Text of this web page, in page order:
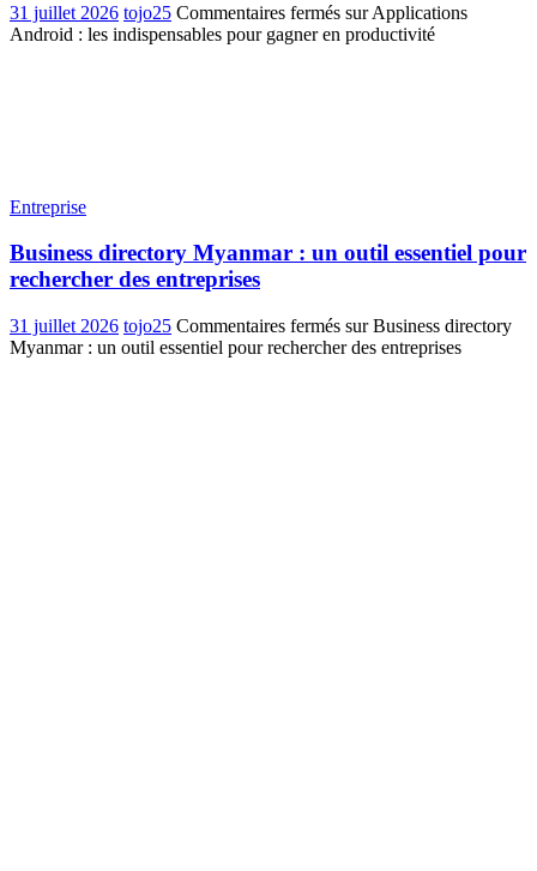
31 juillet 2026 tojo25 Commentaires fermés sur Applications
Android : les indispensables pour gagner en productivité
Entreprise
Business directory Myanmar : un outil essentiel pour
rechercher des entreprises
31 juillet 2026 tojo25 Commentaires fermés sur Business directory
Myanmar : un outil essentiel pour rechercher des entreprises